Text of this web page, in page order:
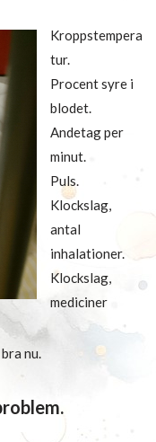
Kroppstempera
tur.
Procent syre i
blodet.
Andetag per
minut.
Puls.
Klockslag,
antal
inhalationer.
Klockslag,
mediciner
nu.